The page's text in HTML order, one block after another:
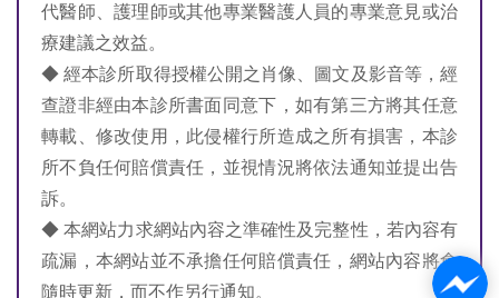
代醫師、護理師或其他專業醫護人員的專業意見或治
療建議之效益。
◆ 經本診所取得授權公開之肖像、圖文及影音等，經
查證非經由本診所書面同意下，如有第三方將其任意
轉載、修改使用，此侵權行所造成之所有損害，本診
所不負任何賠償責任，並視情況將依法通知並提出告
訴。
◆ 本網站力求網站內容之準確性及完整性，若內容有
疏漏，本網站並不承擔任何賠償責任，網站內容將會
隨時更新，而不作另行通知。